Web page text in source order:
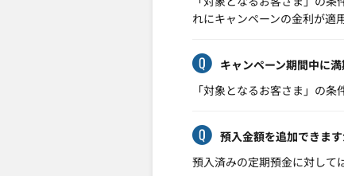
れにキャンペーンの金利が適
キャンペーン期間中に
「対象となるお客さま」の
預入金額を追加できます
預入済みの定期預金に対して